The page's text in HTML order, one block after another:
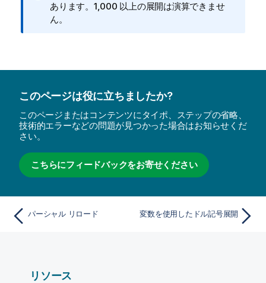
報
メ
あります。1,000 以上の展開は演算できませ
ん。
このページは役に立ちましたか?
このページまたはコンテンツにタイポ、ステップの省略、
技術的エラーなどの問題が見つかった場合はお知らせくだ
さい。
こちらにフィードバックをお寄せください
パーシャル リロード 変数を使用したドル記号展開
リソース